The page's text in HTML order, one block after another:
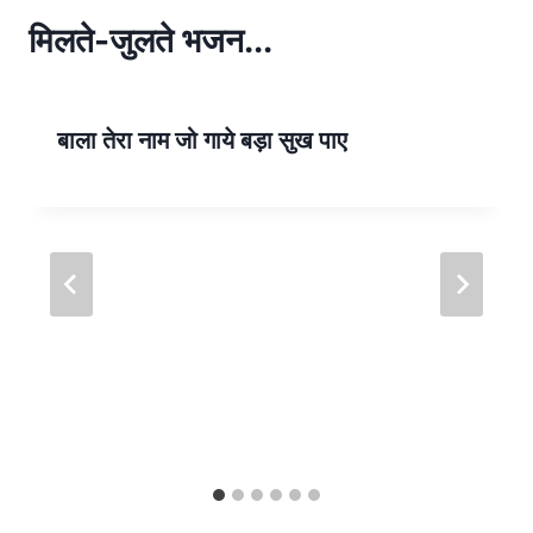
p
मिलते-जुलते भजन...
बाला तेरा नाम जो गाये बड़ा सुख पाए